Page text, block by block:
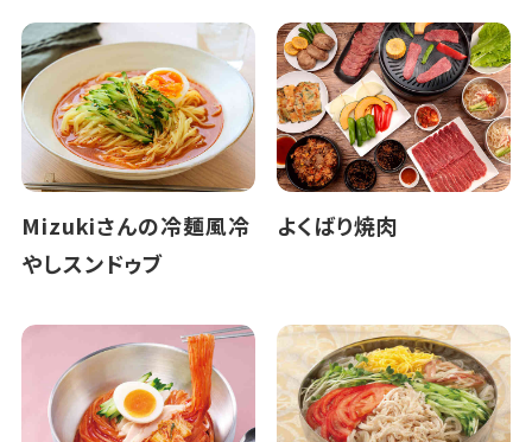
Mizukiさんの冷麺風冷
やしスンドゥブ
よくばり焼肉